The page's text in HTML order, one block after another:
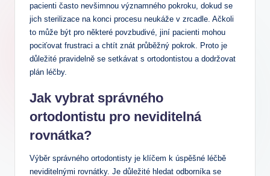
pacienti často nevšimnou významného pokroku, dokud se
jich sterilizace na konci procesu neukáže v zrcadle. Ačkoli
to může být pro některé povzbudivé, jiní pacienti mohou
pociťovat frustraci a chtít znát průběžný pokrok. Proto je
důležité pravidelně se setkávat s ortodontistou a dodržovat
plán léčby.
Jak vybrat správného
ortodontistu pro neviditelná
rovnátka?
Výběr správného ortodontisty je klíčem k úspěšné léčbě
neviditelnými rovnátky. Je důležité hledat odborníka se